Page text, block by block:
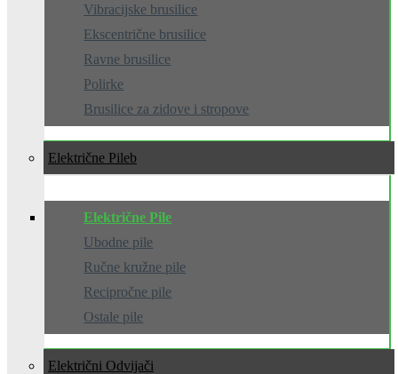
Vibracijske brusilice
Ekscentrične brusilice
Ravne brusilice
Polirke
Brusilice za zidove i stropove
Električne Pile
Električne Pile
Ubodne pile
Ručne kružne pile
Recipročne pile
Ostale pile
Električni Odvijači